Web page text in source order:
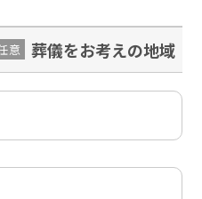
葬儀をお考えの地域
意